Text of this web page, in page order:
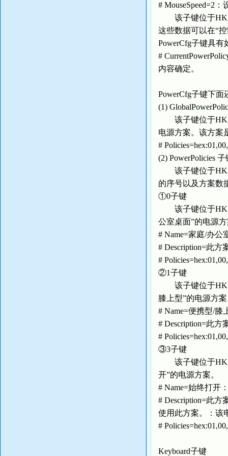
# MouseSpeed=2
该子键位于
这些数据可以在“
PowerCfg子键具有
#
内容确定。
PowerCfg子键下
(1)
该子键位于
电源方案。该方案
#
(2) PowerPolicies 子
该子键位于
的序号以及方案数
①0子键
该子键位于
公室桌面”的电源
# Name=家庭/办公
# Description=此
#
②1子键
该子键位于
膝上型”的电源方
# Name=便携型/膝
# Description=此
#
③3子键
该子键位于
开”的电源方案。
# Name=始终打开
# Description=此
使用此方案。：该
#
Keyboard子键